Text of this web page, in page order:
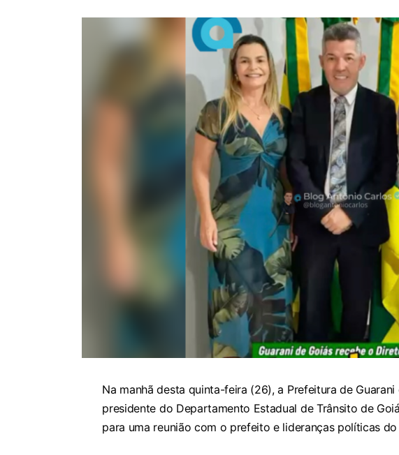
Na manhã desta quinta-feira (26), a Prefeitura de
presidente do Departamento Estadual de Trânsito de
para uma reunião com o prefeito e lideranças políticas